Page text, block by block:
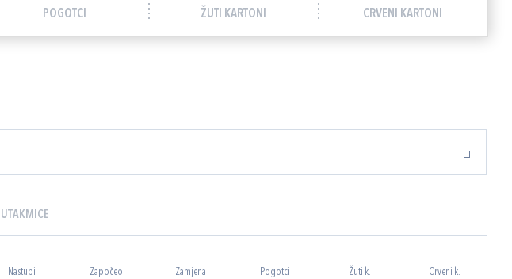
POGOTCI ŽUTI KARTONI CRVENI KARTONI
UTAKMICE
Nastupi Započeo Zamjena Pogotci Žuti k. Crveni k.